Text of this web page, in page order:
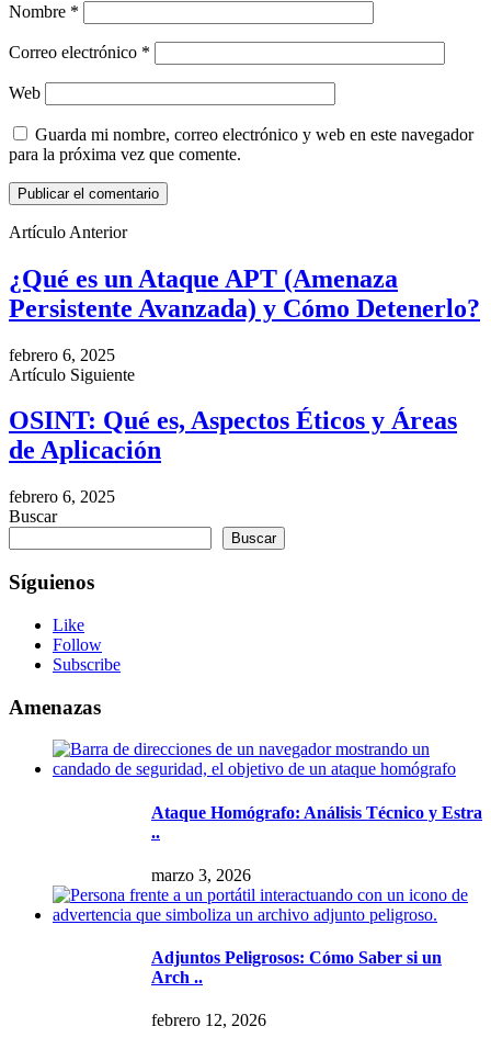
Nombre *
Correo electrónico *
Web
Guarda mi nombre, correo electrónico y web en este navegador
para la próxima vez que comente.
Artículo Anterior
¿Qué es un Ataque APT (Amenaza
Persistente Avanzada) y Cómo Detenerlo?
febrero 6, 2025
Artículo Siguiente
OSINT: Qué es, Aspectos Éticos y Áreas
de Aplicación
febrero 6, 2025
Buscar
Buscar
Síguienos
Like
Follow
Subscribe
Amenazas
Ataque Homógrafo: Análisis Técnico y Estra
..
marzo 3, 2026
Adjuntos Peligrosos: Cómo Saber si un
Arch ..
febrero 12, 2026